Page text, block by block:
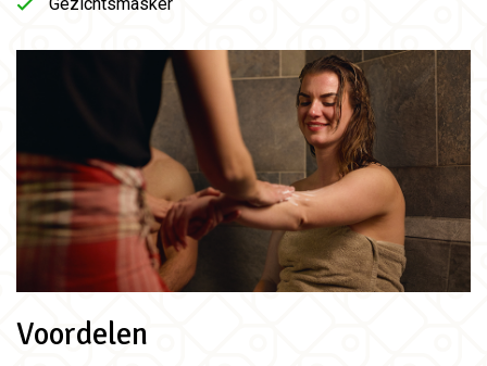
Voordelen